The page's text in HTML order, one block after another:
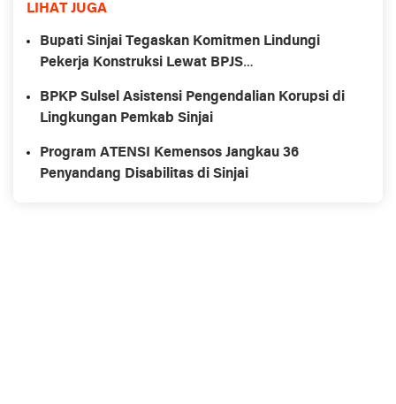
LIHAT JUGA
Bupati Sinjai Tegaskan Komitmen Lindungi
Pekerja Konstruksi Lewat BPJS
BPKP Sulsel Asistensi Pengendalian Korupsi di
Lingkungan Pemkab Sinjai
Program ATENSI Kemensos Jangkau 36
Penyandang Disabilitas di Sinjai